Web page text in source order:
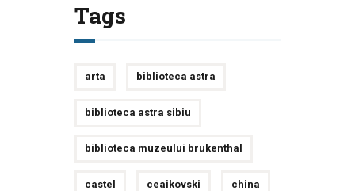
Tags
arta biblioteca astra
biblioteca astra sibiu
biblioteca muzeului brukenthal
castel ceaikovski china